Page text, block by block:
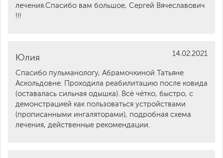
лечения.Спасибо вам большое, Сергей Вячеславович
!!!
14.02.2021
Юлия
Спасибо пульманологу, Абрамочкиной Татьяне
Аскольдовне. Проходила реабилитацию после ковида
(оставалась сильная одышка). Всё чётко, быстро, с
демонстрацией как пользоваться устройствами
(прописанными ингаляторами), подробная схема
лечения, действенные рекомендации.